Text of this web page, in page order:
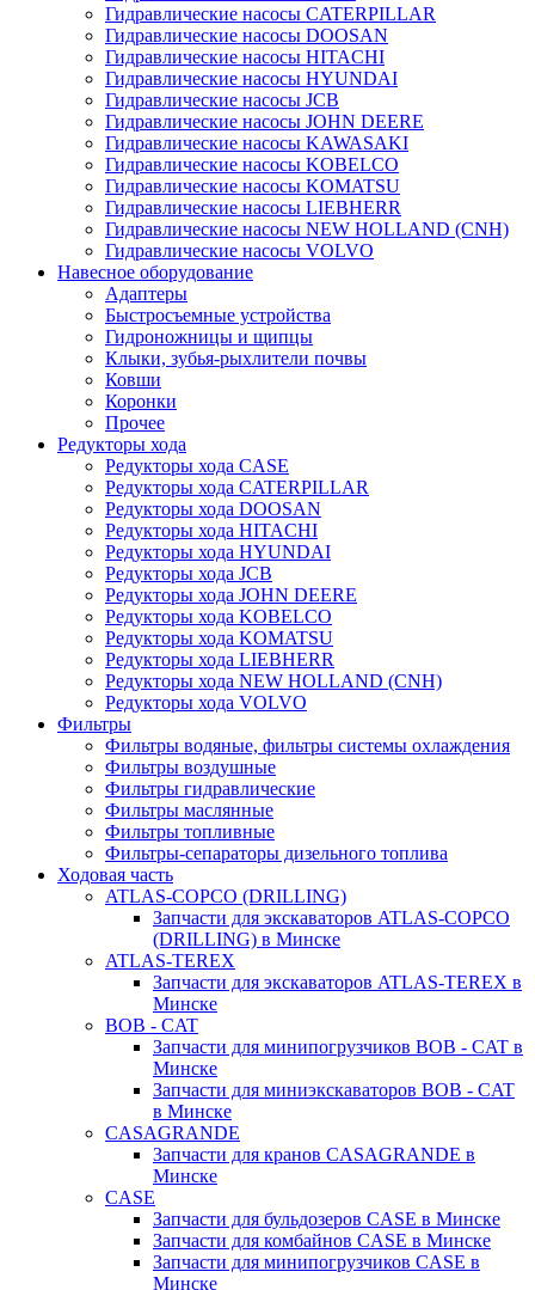
Гидравлические насосы CATERPILLAR
Гидравлические насосы DOOSAN
Гидравлические насосы HITACHI
Гидравлические насосы HYUNDAI
Гидравлические насосы JCB
Гидравлические насосы JOHN DEERE
Гидравлические насосы KAWASAKI
Гидравлические насосы KOBELCO
Гидравлические насосы KOMATSU
Гидравлические насосы LIEBHERR
Гидравлические насосы NEW HOLLAND (CNH)
Гидравлические насосы VOLVO
Навесное оборудование
Адаптеры
Быстросъемные устройства
Гидроножницы и щипцы
Клыки, зубья-рыхлители почвы
Ковши
Коронки
Прочее
Редукторы хода
Редукторы хода CASE
Редукторы хода CATERPILLAR
Редукторы хода DOOSAN
Редукторы хода HITACHI
Редукторы хода HYUNDAI
Редукторы хода JCB
Редукторы хода JOHN DEERE
Редукторы хода KOBELCO
Редукторы хода KOMATSU
Редукторы хода LIEBHERR
Редукторы хода NEW HOLLAND (CNH)
Редукторы хода VOLVO
Фильтры
Фильтры водяные, фильтры системы охлаждения
Фильтры воздушные
Фильтры гидравлические
Фильтры маслянные
Фильтры топливные
Фильтры-сепараторы дизельного топлива
Ходовая часть
ATLAS-COPCO (DRILLING)
Запчасти для экскаваторов ATLAS-COPCO
(DRILLING) в Минске
ATLAS-TEREX
Запчасти для экскаваторов ATLAS-TEREX в
Минске
BOB - CAT
Запчасти для минипогрузчиков BOB - CAT в
Минске
Запчасти для миниэкскаваторов BOB - CAT
в Минске
CASAGRANDE
Запчасти для кранов CASAGRANDE в
Минске
CASE
Запчасти для бульдозеров CASE в Минске
Запчасти для комбайнов CASE в Минске
Запчасти для минипогрузчиков CASE в
Минске